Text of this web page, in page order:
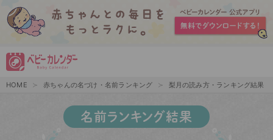
HOME 赤ちゃんの名づけ・名前ランキング 梨月の読み方・ランキング結果
名前ランキング結果